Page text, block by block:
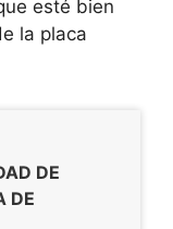
esté bien
la placa
DE
DE